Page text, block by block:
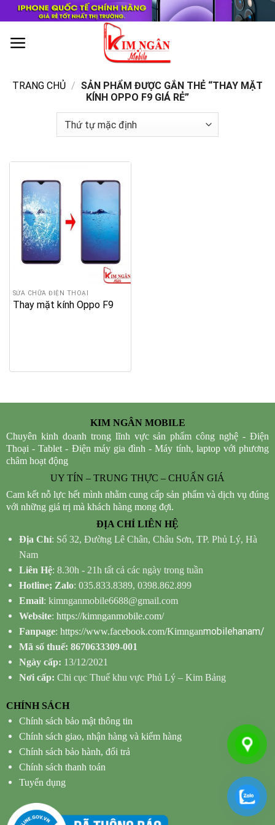
Skip
to
content
TRANG CHỦ / SẢN PHẨM ĐƯỢC GẮN THẺ “THAY MẶT
KÍNH OPPO F9 GIÁ RẺ”
SỬA CHỮA ĐIỆN THOẠI
Thay mặt kính Oppo F9
KIM NGÂN MOBILE
Chuyên kinh doanh trong lĩnh vực sản phẩm công nghệ - Điện
Thoại - Tablet - Điện máy gia đình - Máy tính, laptop với phương
châm hoạt động
UY TÍN – TRUNG THỰC – CHUẨN GIÁ
Cam kết nỗ lực hết mình nhằm cung cấp sản phẩm và dịch vụ đúng
với những giá trị mà khách hàng mong đợi.
ĐỊA CHỈ LIÊN HỆ
Địa Chỉ: Số 32, Đường Lê Chân, Châu Sơn, TP. Phủ Lý, Hà
Nam
Liên Hệ: 8.30h - 21h tất cả các ngày trong tuần
Hotline; Zalo: 035.833.8389, 0398.862.899
Email: kimnganmobile6688@gmail.com
Website: https://kimnganmobile.com/
Fanpage: https://www.facebook.com/Kimnganmobilehanam/
Mã số thuế: 8670633309-001
Ngày cấp: 13/12/2021
Nơi cấp: Chi cục Thuế khu vực Phủ Lý – Kim Bảng
CHÍNH SÁCH
Chính sách bảo mật thông tin
Chính sách giao, nhận hàng và kiểm hàng
Chính sách bảo hành, đổi trả
Chính sách thanh toán
Tuyển dụng